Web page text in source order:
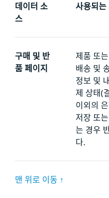
데이터 소
스
사용되는
구매 및 반
품 페이지
제품 또
배송 및
정보 및
제 상태(
이외의
저장 또
는 경우
다.
맨 위로 이동 ↑